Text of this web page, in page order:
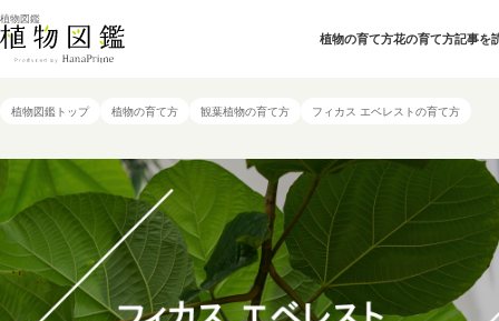
植物図鑑
植物の育て方花の育て方記事を
植物図鑑トップ 植物の育て方 観葉植物の育て方 フィカス エベレストの育て方